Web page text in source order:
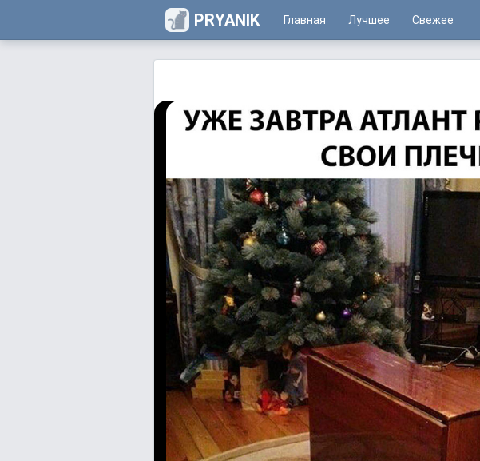
PRYANIK Главная Лучшее Свежее